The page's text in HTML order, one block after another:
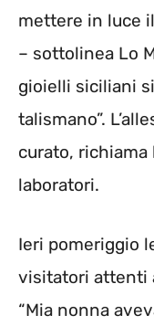
mettere in luce
– sottolinea Lo
gioielli siciliani
talismano”.
curato,
laboratori.
Ieri pomeriggio
visitatori attenti
“Mia nonna